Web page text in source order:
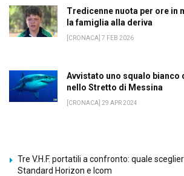
Tredicenne nuota per ore in
la famiglia alla deriva
[CRONACA] 7 FEB 2026
Avvistato uno squalo bianco
nello Stretto di Messina
[CRONACA] 29 APR 2024
Tre V.H.F. portatili a confronto: quale
Standard Horizon e Icom